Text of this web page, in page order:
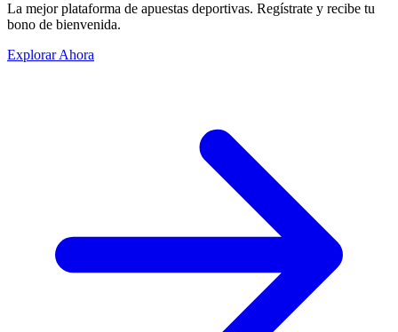
La mejor plataforma de apuestas deportivas. Regístrate y recibe tu
bono de bienvenida.
Explorar Ahora